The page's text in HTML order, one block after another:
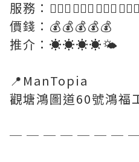
服務：
價錢：💰💰💰💰💰
推介：☀️☀️☀️☀️🌤
📍ManTopia
觀塘鴻圖道60號鴻福
─ ─ ─ ─ ─ ─ ─